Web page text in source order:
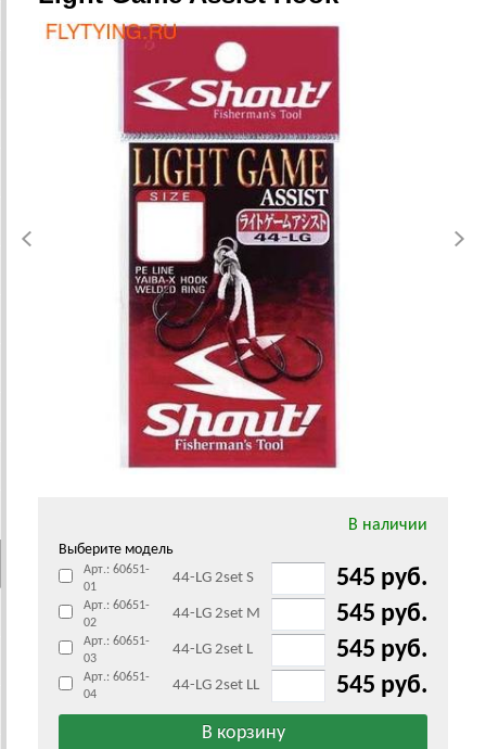
В наличии
Выберите модель
Арт.: 60651-
01
44-LG 2set S 545 руб.
Арт.: 60651-
02
44-LG 2set M 545 руб.
Арт.: 60651-
03
44-LG 2set L 545 руб.
Арт.: 60651-
04
44-LG 2set LL 545 руб.